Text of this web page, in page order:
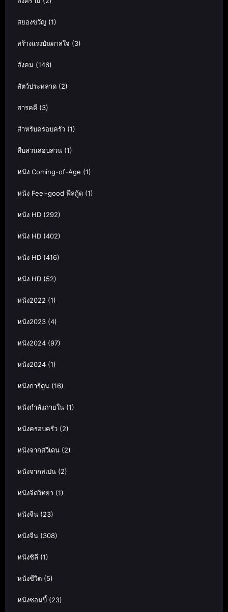
สยองขวัญ (1)
สร้างแรงบันดาลใจ (3)
สังคม (146)
สัตว์ประหลาด (2)
สารคดี (3)
สำหรับครอบครัว (1)
สืบสวนสอบสวน (1)
หนัง Coming-of-Age (1)
หนัง Feel-good ฟีลกู้ด (1)
หนัง HD (292)
หนัง HD (402)
หนัง HD (416)
หนัง HD (52)
หนัง2022 (1)
หนัง2023 (4)
หนัง2024 (97)
หนัง2024 (1)
หนังการ์ตูน (16)
หนังกำลังภายใน (1)
หนังครอบครัว (2)
หนังจากสวีเดน (2)
หนังจากสเปน (2)
หนังจิตวิทยา (1)
หนังจีน (23)
หนังจีน (308)
หนังชิลี (1)
หนังชีวิต (5)
หนังซอมบี้ (23)